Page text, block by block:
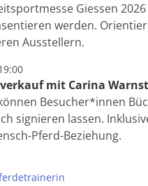
Giessen
werden.
Ausstellern.
mit Carina
Besucher*innen
signieren lassen.
Pferd-Beziehung.